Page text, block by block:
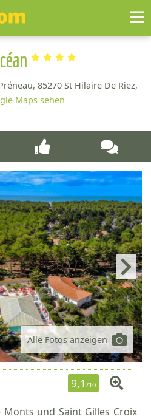
85270 St Hilaire De Riez,
Maps sehen
Alle Fotos anzeigen
9,1 /10
Monts und Saint Gilles Croix